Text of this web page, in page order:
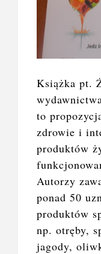
Książka pt.
to
zdrowie i
produktów
Autorzy
ponad 50
produktów
np. otręby,
jagody,